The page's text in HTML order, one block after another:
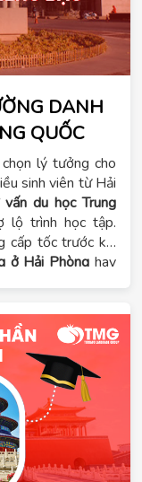
DANH
QUỐC
lý tưởng cho
sinh viên từ Hải
du học Trung
lộ trình học tập.
cấp tốc trước khi
ở Hải Phòng hay